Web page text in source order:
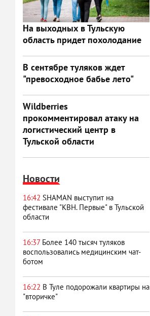
На выходных в Тульскую
область придет похолодание
В сентябре туляков ждет
"превосходное бабье лето"
Wildberries
прокомментировал атаку на
логистический центр в
Тульской области
Новости
16:42 SHAMAN выступит на
фестивале "КВН. Первые" в Тульской
области
16:37 Более 140 тысяч туляков
воспользовались медицинским чат-
ботом
16:22 В Туле подорожали квартиры на
"вторичке"